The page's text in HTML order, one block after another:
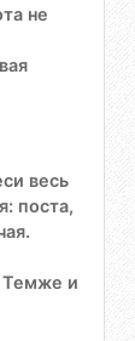
не
весь
поста,
Темже и